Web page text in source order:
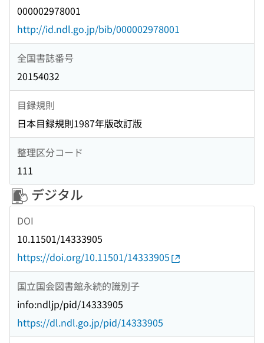
000002978001
http://id.ndl.go.jp/bib/000002978001
全国書誌番号
20154032
目録規則
日本目録規則1987年版改訂版
整理区分コード
111
デジタル
DOI
10.11501/14333905
https://doi.org/10.11501/14333905
国立国会図書館永続的識別子
info:ndljp/pid/14333905
https://dl.ndl.go.jp/pid/14333905